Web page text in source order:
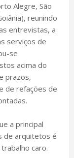
Alegre, São
reunindo
entrevistas, a
serviços de
se
acima do
prazos,
de refações de
a principal
de arquitetos é
caro.